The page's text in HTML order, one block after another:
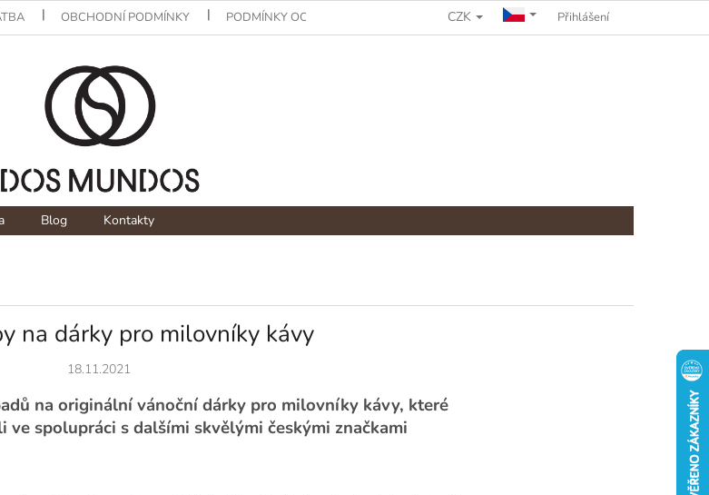
OBCHODNÍ PODMÍNKY PODMÍNKY OCHRANY OSOBNÍCH ÚDAJŮ REKLAMAČNÍ ŘÁD
CZK Přihlášení
Blog Kontakty
na dárky pro milovníky kávy
18.11.2021
na originální vánoční dárky pro milovníky kávy, které
ve spolupráci s dalšími skvělými českými značkami